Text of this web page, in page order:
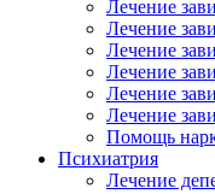
Лечение
Лечение
Лечение
Лечение
Лечение
Лечение
Помощь
Психиатрия
Лечение